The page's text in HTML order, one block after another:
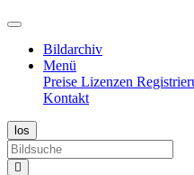
Bildarchiv
Menü
Preise Lizenzen
Kontakt